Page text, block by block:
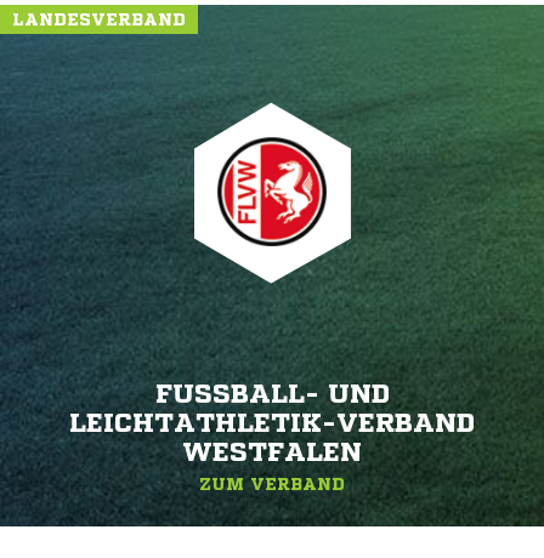
LANDESVERBAND
FUSSBALL- UND L
EICHTATHLETIK-VERBAND W
ESTFALEN
ZUM VERBAND